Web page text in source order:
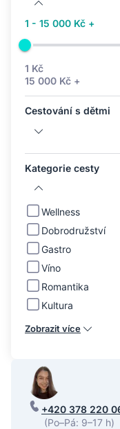
1 - 15 000 Kč +
1 Kč
15 000 Kč +
Cestování s dětmi
Kategorie cesty
Wellness
Dobrodružství
Gastro
Víno
Romantika
Kultura
Zobrazit více
+420 378 220
(Po–Pá: 9–17 h)